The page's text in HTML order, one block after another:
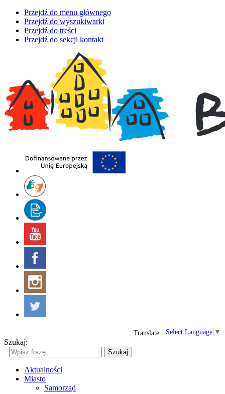
Przejdź do menu głównego
Przejdź do wyszukiwarki
Przejdź do treści
Przejdź do sekcji kontakt
Select Language ▼
Translate:
Szukaj:
Szukaj
Aktualności
Miasto
Samorząd